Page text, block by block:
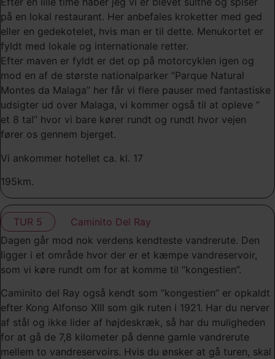
på en lokal restaurant. Her anbefales kroketter med ged
eller en gedekotelet, hvis man er til dette. Menukortet er
fyldt med lokale og internationale retter.
Efter maven er fyldt er det op på motorcyklen igen og
mod en af de største nationalparker ”Parque Natural
Montes da Malaga” her får vi flere pauser med fantastiske
udsigter ud over Malaga, vi kommer også til at opleve ”
et 8 tal” hvor vi bare kører rundt og rundt hvor vejen
fører os gennem bjerget.
Vi ankommer hotellet ca. kl. 17
195km.
TUR 5
Caminito Del Ray
Dagen går mod nok verdens kendteste vandrerute. Den
ligger i et område hvor der er et kæmpe vandreservoir,
som vi køre rundt om for at komme til “kongestien”.
Caminito del Ray også kendt som ”kongestien” er opkaldt
efter Kong Alfonso XIII som gik ruten i 1921. Har du nerver
af stål og ikke lider af højdeskræk, så har du muligheden
for at gå de 7,8 kilometer på denne gamle vandrerute
mellem to vandreservoirs. Hvis du ønsker at gå turen, skal